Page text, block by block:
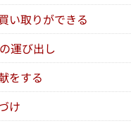
い取りができる
運び出し
をする
け